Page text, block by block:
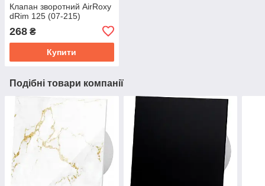
Клапан зворотний AirRoxy
dRim 125 (07-215)
268 ₴
Купити
Подібні товари компанії